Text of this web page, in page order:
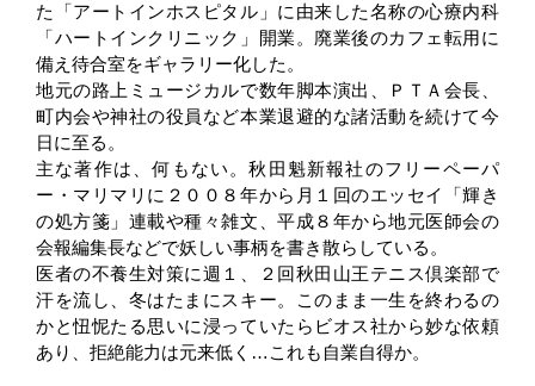
た「アートインホスピタル」に由来した名称の心療内科
「ハートインクリニック」開業。廃業後のカフェ転用に
備え待合室をギャラリー化した。
地元の路上ミュージカルで数年脚本演出、ＰＴＡ会長、
町内会や神社の役員など本業退避的な諸活動を続けて今
日に至る。
主な著作は、何もない。秋田魁新報社のフリーペーパ
ー・マリマリに２００８年から月１回のエッセイ「輝き
の処方箋」連載や種々雑文、平成８年から地元医師会の
会報編集長などで妖しい事柄を書き散らしている。
医者の不養生対策に週１、２回秋田山王テニス倶楽部で
汗を流し、冬はたまにスキー。このまま一生を終わるの
かと忸怩たる思いに浸っていたらビオス社から妙な依頼
あり、拒絶能力は元来低く…これも自業自得か。